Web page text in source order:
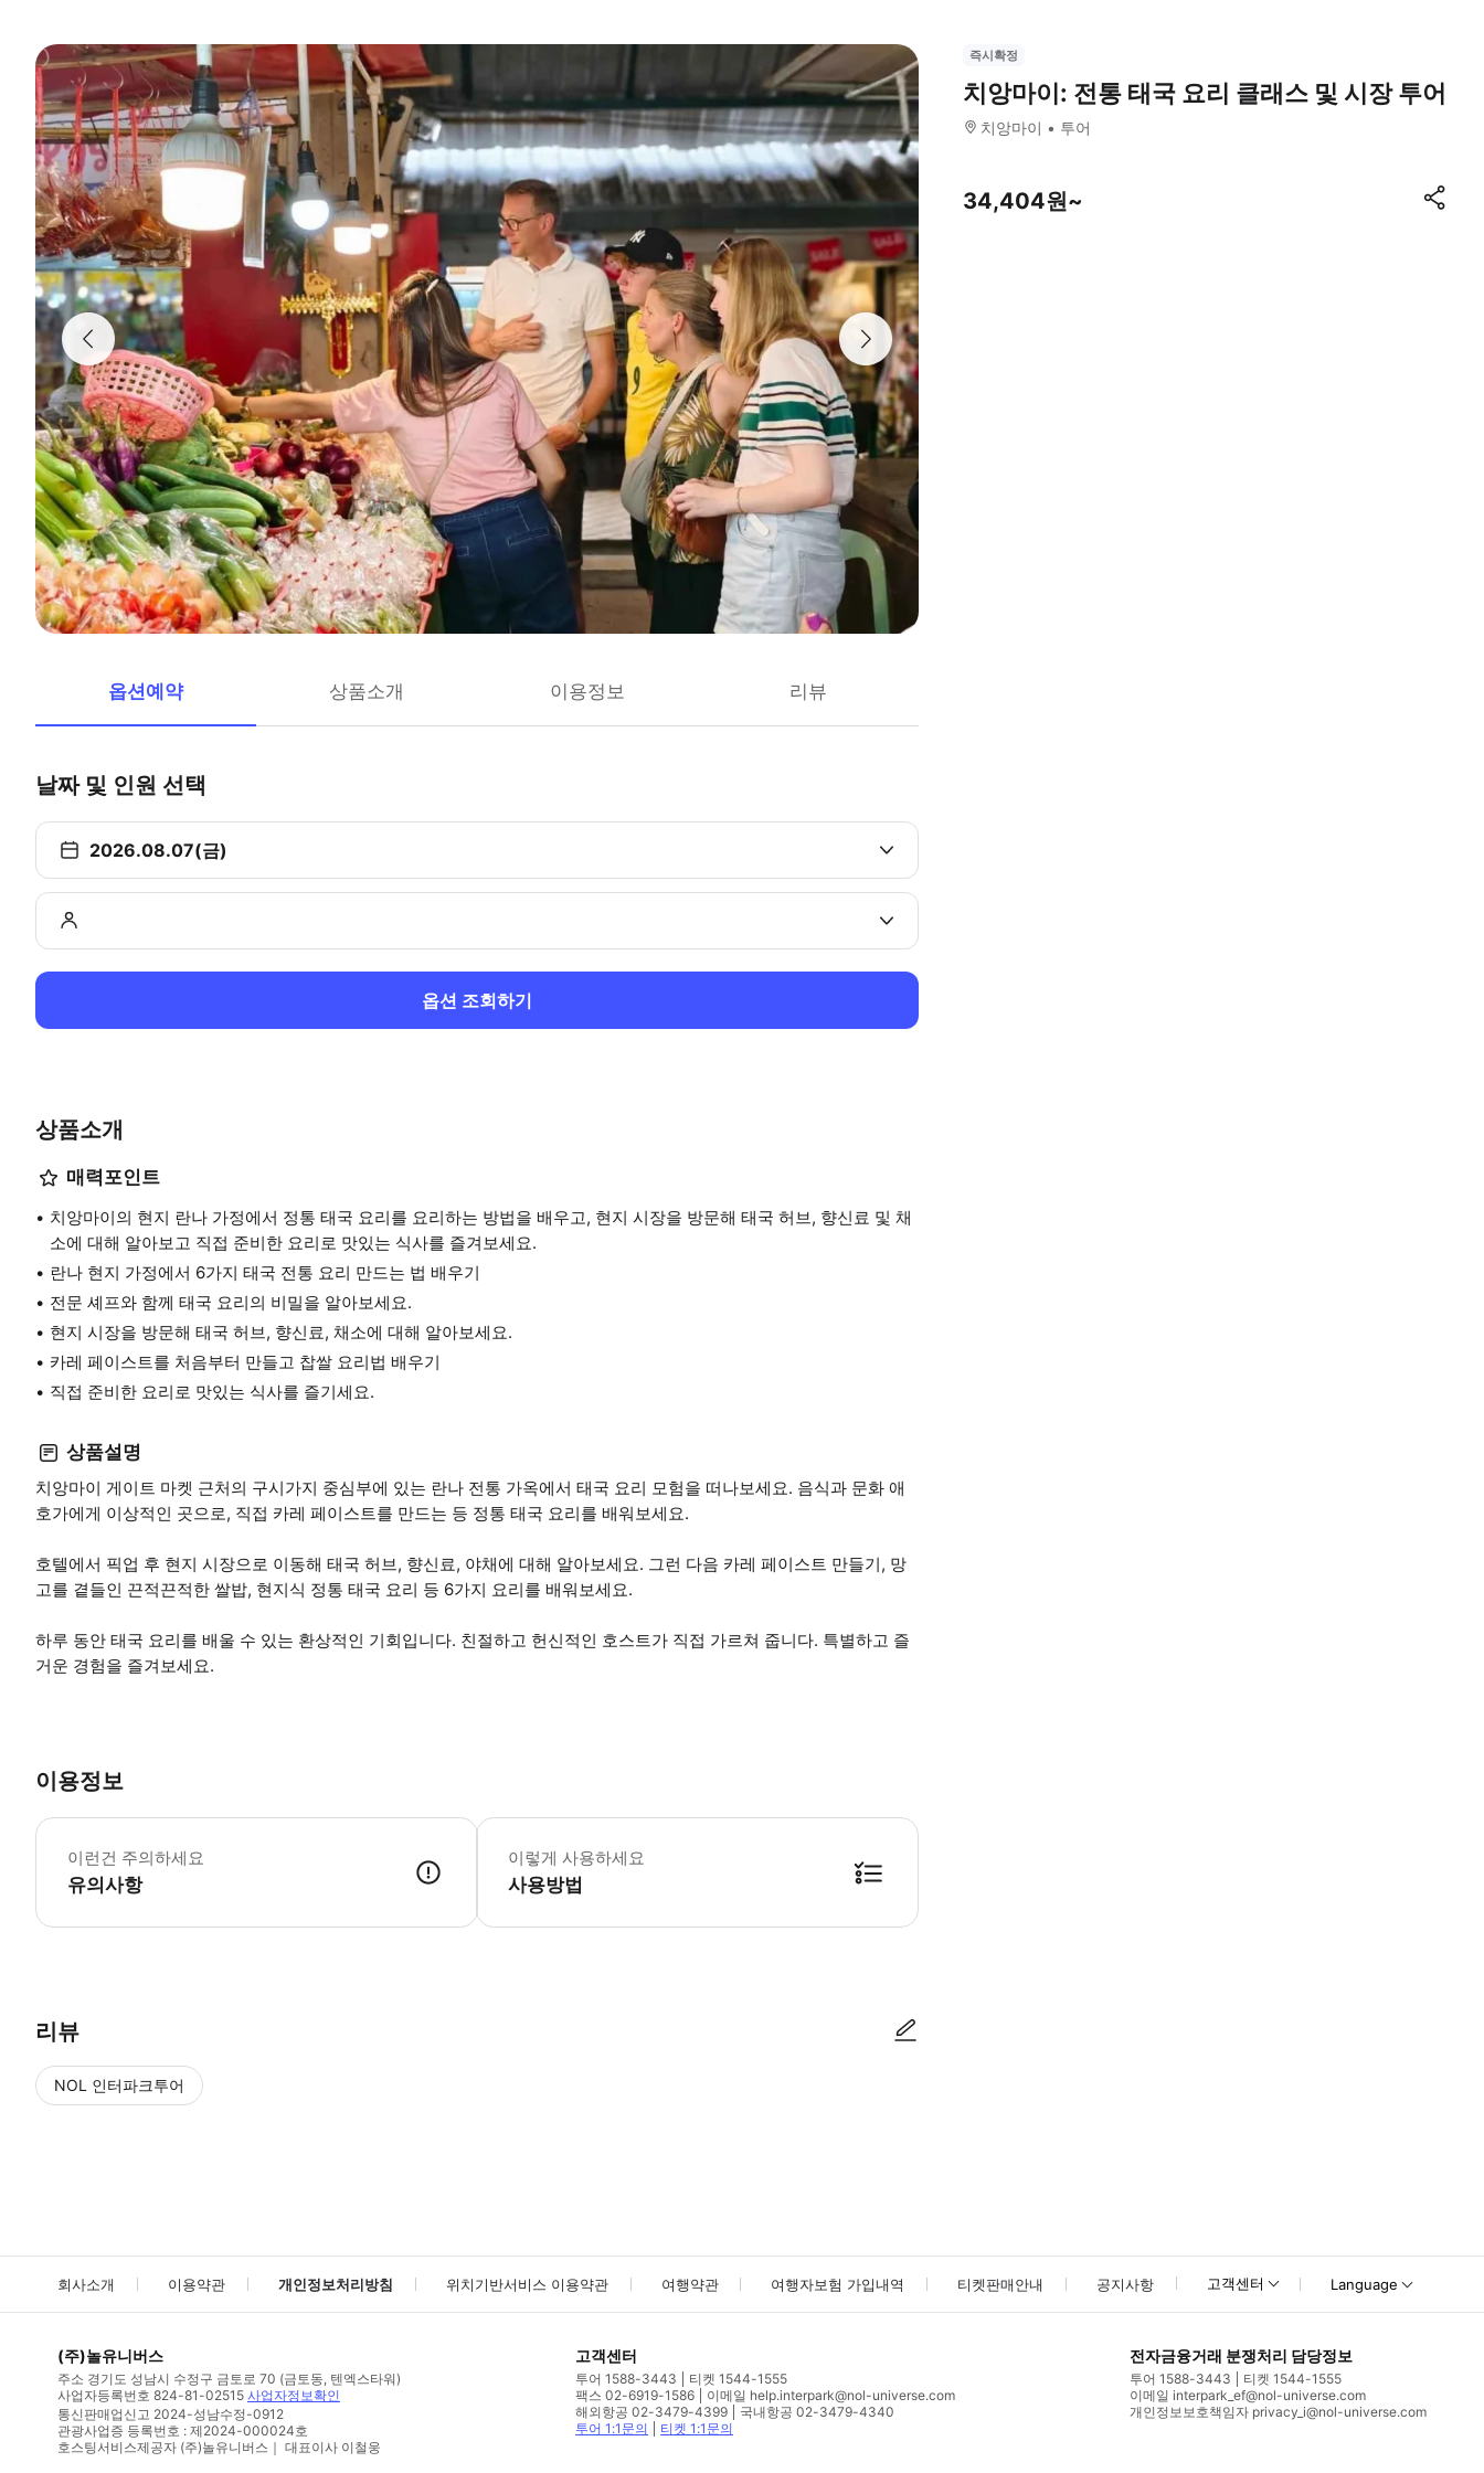
옵션예약 상품소개 이용정보 리뷰
날짜 및 인원 선택
2026.08.07(금)
옵션 조회하기
상품소개
매력포인트
치앙마이의 현지 란나 가정에서 정통 태국 요리를 요리하는 방법을 배우고, 현지 시장을 방문해 태국 허브, 향신료 및 채
소에 대해 알아보고 직접 준비한 요리로 맛있는 식사를 즐겨보세요.
란나 현지 가정에서 6가지 태국 전통 요리 만드는 법 배우기
전문 셰프와 함께 태국 요리의 비밀을 알아보세요.
현지 시장을 방문해 태국 허브, 향신료, 채소에 대해 알아보세요.
카레 페이스트를 처음부터 만들고 찹쌀 요리법 배우기
직접 준비한 요리로 맛있는 식사를 즐기세요.
상품설명
치앙마이 게이트 마켓 근처의 구시가지 중심부에 있는 란나 전통 가옥에서 태국 요리 모험을 떠나보세요. 음식과 문화 애
호가에게 이상적인 곳으로, 직접 카레 페이스트를 만드는 등 정통 태국 요리를 배워보세요.
호텔에서 픽업 후 현지 시장으로 이동해 태국 허브, 향신료, 야채에 대해 알아보세요. 그런 다음 카레 페이스트 만들기, 망
고를 곁들인 끈적끈적한 쌀밥, 현지식 정통 태국 요리 등 6가지 요리를 배워보세요.
하루 동안 태국 요리를 배울 수 있는 환상적인 기회입니다. 친절하고 헌신적인 호스트가 직접 가르쳐 줍니다. 특별하고 즐
거운 경험을 즐겨보세요.
이용정보
이런건 주의하세요
유의사항
이 투어에는 무료 교통편이 포함되어 있으므로 호텔 이름 또는 픽업 장소 주소를 알려주세요. 브런치, 점심 또는 저녁 식사는 참석 시간표에 따라 다릅니다.
이렇게 사용하세요
사용방법
리뷰
NOL 인터파크투어
즉시확정
치앙마이: 전통 태국 요리 클래스 및 시장 투어
치앙마이 투어
34,404원~
회사소개 이용약관 개인정보처리방침 위치기반서비스 이용약관 여행약관 여행자보험 가입내역 티켓판매안내 공지사항 고객센터 Language
(주)놀유니버스
주소 경기도 성남시 수정구 금토로 70 (금토동, 텐엑스타워)
사업자등록번호 824-81-02515 사업자정보확인
통신판매업신고 2024-성남수정-0912
관광사업증 등록번호 : 제2024-000024호
호스팅서비스제공자 (주)놀유니버스｜ 대표이사 이철웅
고객센터
투어 1588-3443
티켓 1544-1555
팩스 02-6919-1586
이메일 help.interpark@nol-universe.com
해외항공 02-3479-4399
국내항공 02-3479-4340
투어 1:1문의
티켓 1:1문의
전자금융거래 분쟁처리 담당정보
투어 1588-3443
티켓 1544-1555
이메일 interpark_ef@nol-universe.com
개인정보보호책임자 privacy_i@nol-universe.com